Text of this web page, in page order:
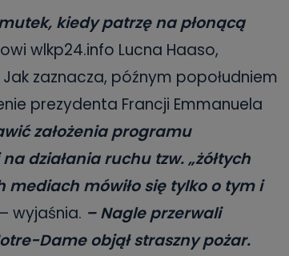
kiedy patrzę na płonącą
wlkp24.info Lucna Haaso,
zaznacza, późnym popołudniem
prezydenta Francji Emmanuela
założenia programu
działania ruchu tzw. „żółtych
mówiło się tylko o tym i
– wyjaśnia. – Nagle przerwali
Dame objął straszny pożar.